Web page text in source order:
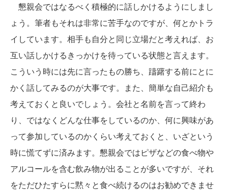
懇親会ではなるべく積極的に話しかけるようにしまし
ょう。筆者もそれは非常に苦手なのですが、何とかトラ
イしています。相手も自分と同じ立場だと考えれば、お
互い話しかけるきっかけを待っている状態と言えます。
こういう時には先に言ったもの勝ち、躊躇する前にとに
かく話してみるのが大事です。また、簡単な自己紹介も
考えておくと良いでしょう。会社と名前を言って終わ
り、ではなくどんな仕事をしているのか、何に興味があ
って参加しているのかくらい考えておくと、いざという
時に慌てずに済みます。懇親会ではピザなどの食べ物や
アルコールを含む飲み物が出ることが多いですが、それ
をただひたすらに黙々と食べ続けるのはお勧めできませ